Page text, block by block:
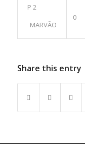
P 2
MARVÃO
0
Share this entry